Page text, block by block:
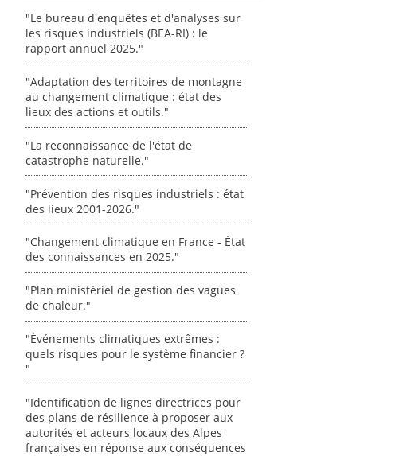
"Le bureau d'enquêtes et d'analyses sur
les risques industriels (BEA-RI) : le
rapport annuel 2025."
"Adaptation des territoires de montagne
au changement climatique : état des
lieux des actions et outils."
"La reconnaissance de l'état de
catastrophe naturelle."
"Prévention des risques industriels : état
des lieux 2001-2026."
"Changement climatique en France - État
des connaissances en 2025."
"Plan ministériel de gestion des vagues
de chaleur."
"Événements climatiques extrêmes :
quels risques pour le système financier ?
"
"Identification de lignes directrices pour
des plans de résilience à proposer aux
autorités et acteurs locaux des Alpes
françaises en réponse aux conséquences